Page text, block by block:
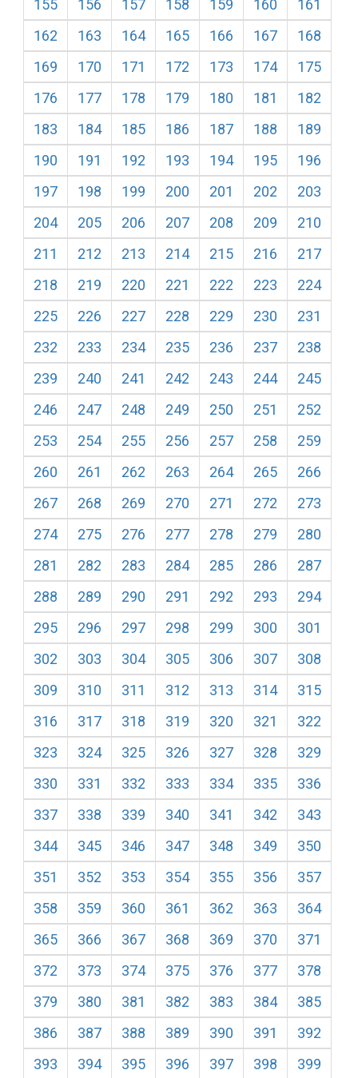
155
156 157 158 159 160
161
162
163 164 165 166 167
168
169
170 171 172 173 174
175
176
177 178 179 180 181
182
183
184 185 186 187 188
189
190
191 192 193 194 195
196
197
198 199 200 201 202
203
204
205 206 207 208 209
210
211
212 213 214 215 216
217
218
219 220 221 222 223
224
225
226 227 228 229 230
231
232
233 234 235 236 237
238
239
240 241 242 243 244
245
246
247 248 249 250 251
252
253
254 255 256 257 258
259
260
261 262 263 264 265
266
267
268 269 270 271 272
273
274
275 276 277 278 279
280
281
282 283 284 285 286
287
288
289 290 291 292 293
294
295
296 297 298 299 300
301
302
303 304 305 306 307
308
309
310 311 312 313 314
315
316
317 318 319 320 321
322
323
324 325 326 327 328
329
330
331 332 333 334 335
336
337
338 339 340 341 342
343
344
345 346 347 348 349
350
351
352 353 354 355 356
357
358
359 360 361 362 363
364
365
366 367 368 369 370
371
372
373 374 375 376 377
378
379
380 381 382 383 384
385
386
387 388 389 390 391
392
393
394 395 396 397 398 399